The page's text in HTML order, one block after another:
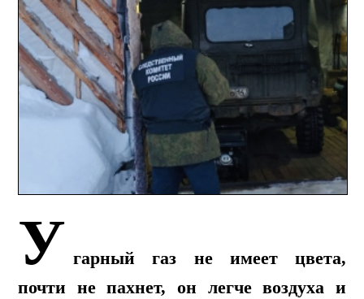
У гарный газ не имеет цвета,
почти не пахнет, он легче воздуха и